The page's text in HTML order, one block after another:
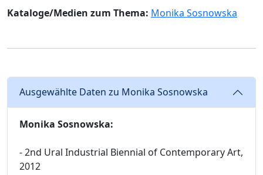
Kataloge/Medien zum Thema: Monika Sosnowska
Ausgewählte Daten zu Monika Sosnowska
Monika Sosnowska:
- 2nd Ural Industrial Biennial of Contemporary Art,
2012